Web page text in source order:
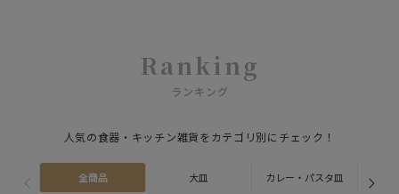
Ranking
ランキング
人気の食器・キッチン雑貨をカテゴリ別にチェック！
全商品 大皿 カレー・パスタ皿